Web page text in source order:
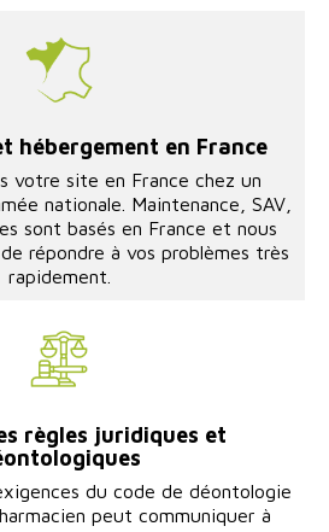
hébergement en France
votre site en France chez un
nationale. Maintenance, SAV,
sont basés en France et nous
répondre à vos problèmes très
rapidement.
règles juridiques et
du code de déontologie
peut communiquer à